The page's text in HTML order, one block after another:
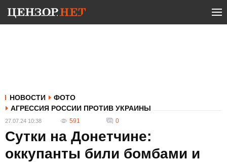
НОВОСТИ
ФОТО
АГРЕССИЯ РОССИИ ПРОТИВ УКРАИНЫ
27.07.24 10:38 591 0
Сутки на Донетчине:
оккупанты били бомбами и